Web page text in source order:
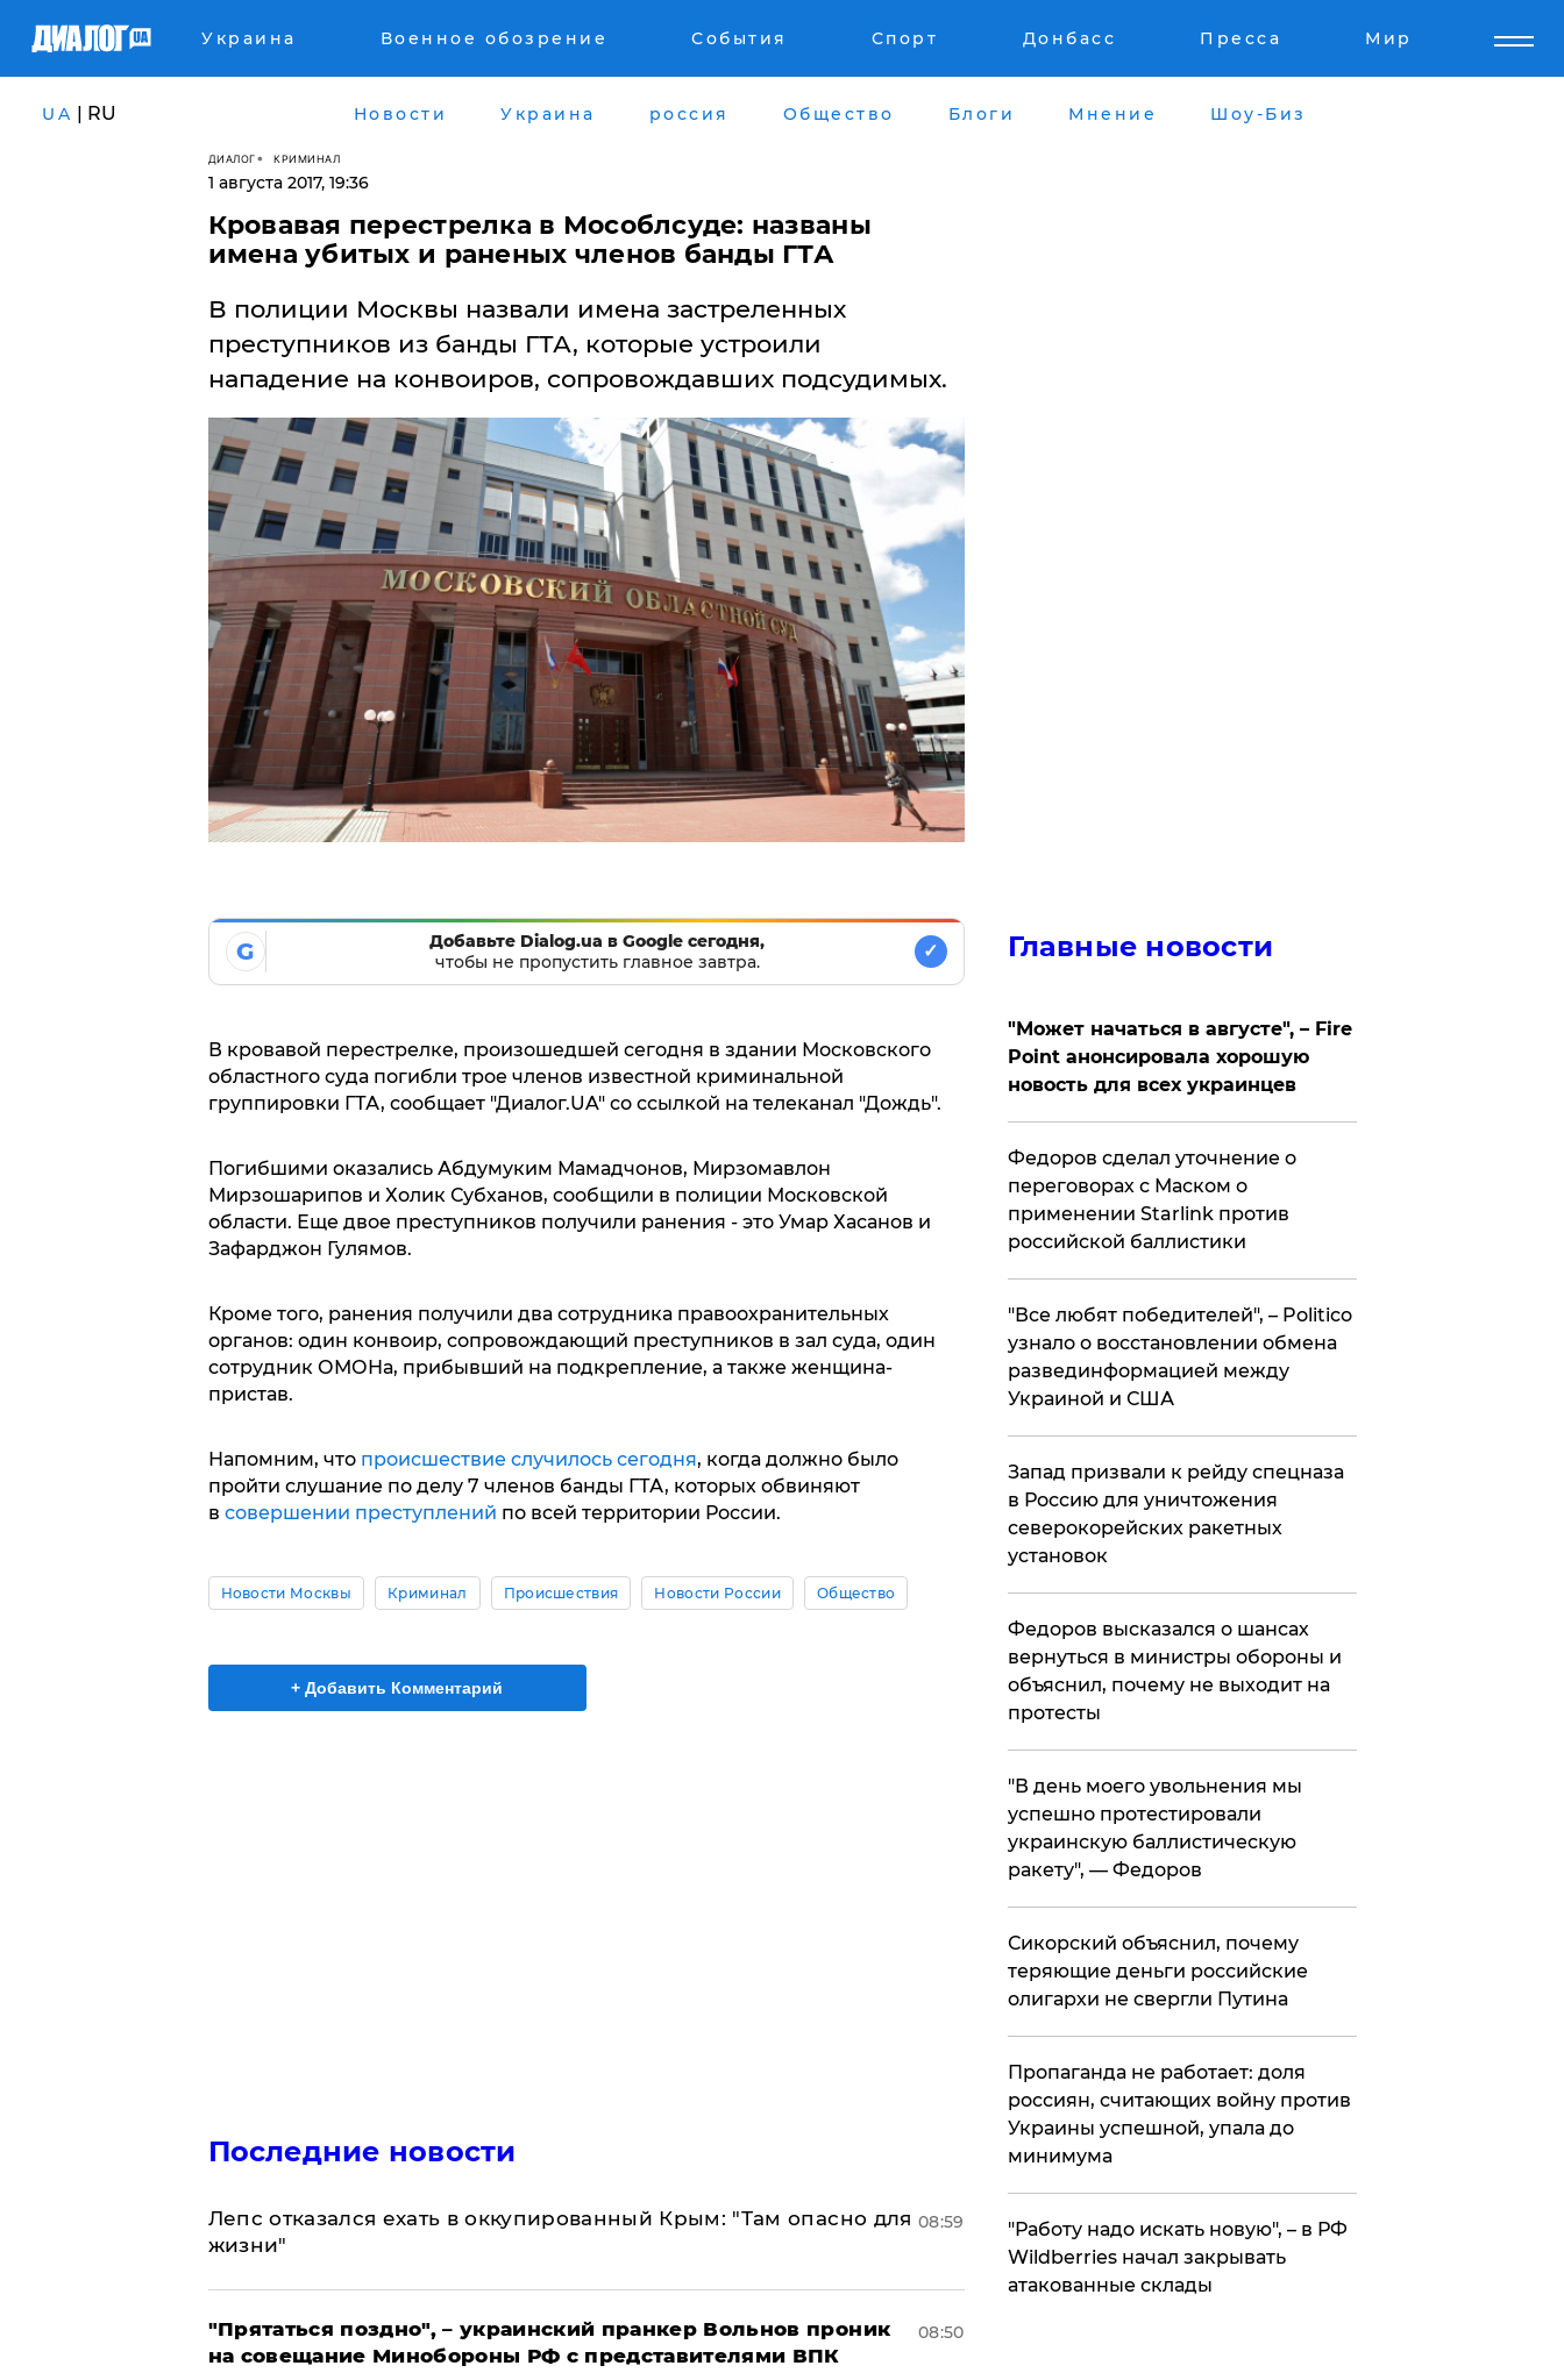
Украина Военное обозрение События Спорт Донбасс Пресса Мир
UA | RU Новости Украина россия Общество Блоги Мнение Шоу-Биз
ДИАЛОГ КРИМИНАЛ
1 августа 2017, 19:36
Кровавая перестрелка в Мособлсуде: названы
имена убитых и раненых членов банды ГТА
В полиции Москвы назвали имена застреленных
преступников из банды ГТА, которые устроили
нападение на конвоиров, сопровождавших подсудимых.
G
Добавьте Dialog.ua в Google сегодня,
чтобы не пропустить главное завтра.
✓
В кровавой перестрелке, произошедшей сегодня в здании Московского
областного суда погибли трое членов известной криминальной
группировки ГТА, сообщает "Диалог.UA" со ссылкой на телеканал "Дождь".
Погибшими оказались Абдумуким Мамадчонов, Мирзомавлон
Мирзошарипов и Холик Субханов, сообщили в полиции Московской
области. Еще двое преступников получили ранения - это Умар Хасанов и
Зафарджон Гулямов.
Кроме того, ранения получили два сотрудника правоохранительных
органов: один конвоир, сопровождающий преступников в зал суда, один
сотрудник ОМОНа, прибывший на подкрепление, а также женщина-
пристав.
Напомним, что происшествие случилось сегодня, когда должно было
пройти слушание по делу 7 членов банды ГТА, которых обвиняют
в совершении преступлений по всей территории России.
Новости Москвы Криминал Происшествия Новости России Общество
+ Добавить Комментарий
Последние новости
Лепс отказался ехать в оккупированный Крым: "Там опасно для
жизни"
08:59
"Прятаться поздно", – украинский пранкер Вольнов проник
на совещание Минобороны РФ с представителями ВПК
08:50
Главные новости
"Может начаться в августе", – Fire
Point анонсировала хорошую
новость для всех украинцев
Федоров сделал уточнение о
переговорах с Маском о
применении Starlink против
российской баллистики
​"Все любят победителей", – Politico
узнало о восстановлении обмена
развединформацией между
Украиной и США
Запад призвали к рейду спецназа
в Россию для уничтожения
северокорейских ракетных
установок
Федоров высказался о шансах
вернуться в министры обороны и
объяснил, почему не выходит на
протесты
​"В день моего увольнения мы
успешно протестировали
украинскую баллистическую
ракету", — Федоров
Сикорский объяснил, почему
теряющие деньги российские
олигархи не свергли Путина
​Пропаганда не работает: доля
россиян, считающих войну против
Украины успешной, упала до
минимума
"Работу надо искать новую", – в РФ
Wildberries начал закрывать
атакованные склады